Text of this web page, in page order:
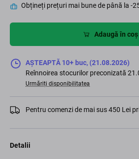
Obțineți prețuri mai bune de până la -
Adaugă în coș
AȘTEAPTĂ 10+ buc, (21.08.2026)
Reînnoirea stocurilor preconizată
Urmăriți disponibilitatea
Pentru comenzi de mai sus 450 Lei
Detalii